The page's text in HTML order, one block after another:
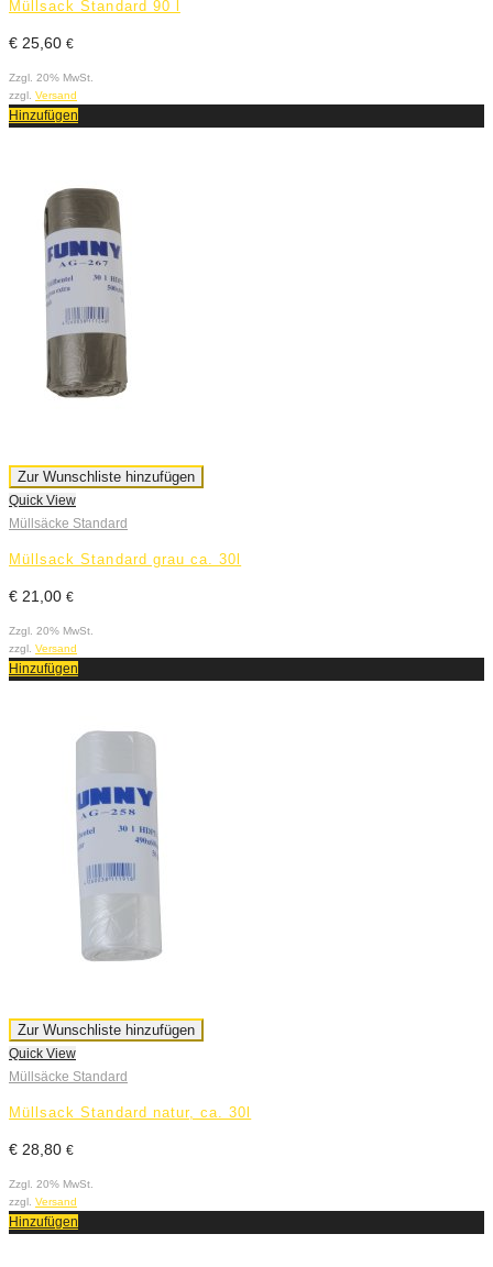
Müllsack Standard 90 l
€ 25,60 €
Zzgl. 20% MwSt.
zzgl. Versand
Hinzufügen
Zur Wunschliste hinzufügen
Quick View
Müllsäcke Standard
Müllsack Standard grau ca. 30l
€ 21,00 €
Zzgl. 20% MwSt.
zzgl. Versand
Hinzufügen
Zur Wunschliste hinzufügen
Quick View
Müllsäcke Standard
Müllsack Standard natur, ca. 30l
€ 28,80 €
Zzgl. 20% MwSt.
zzgl. Versand
Hinzufügen